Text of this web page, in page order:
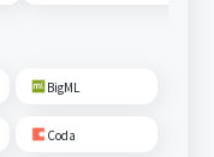
BigML
Coda